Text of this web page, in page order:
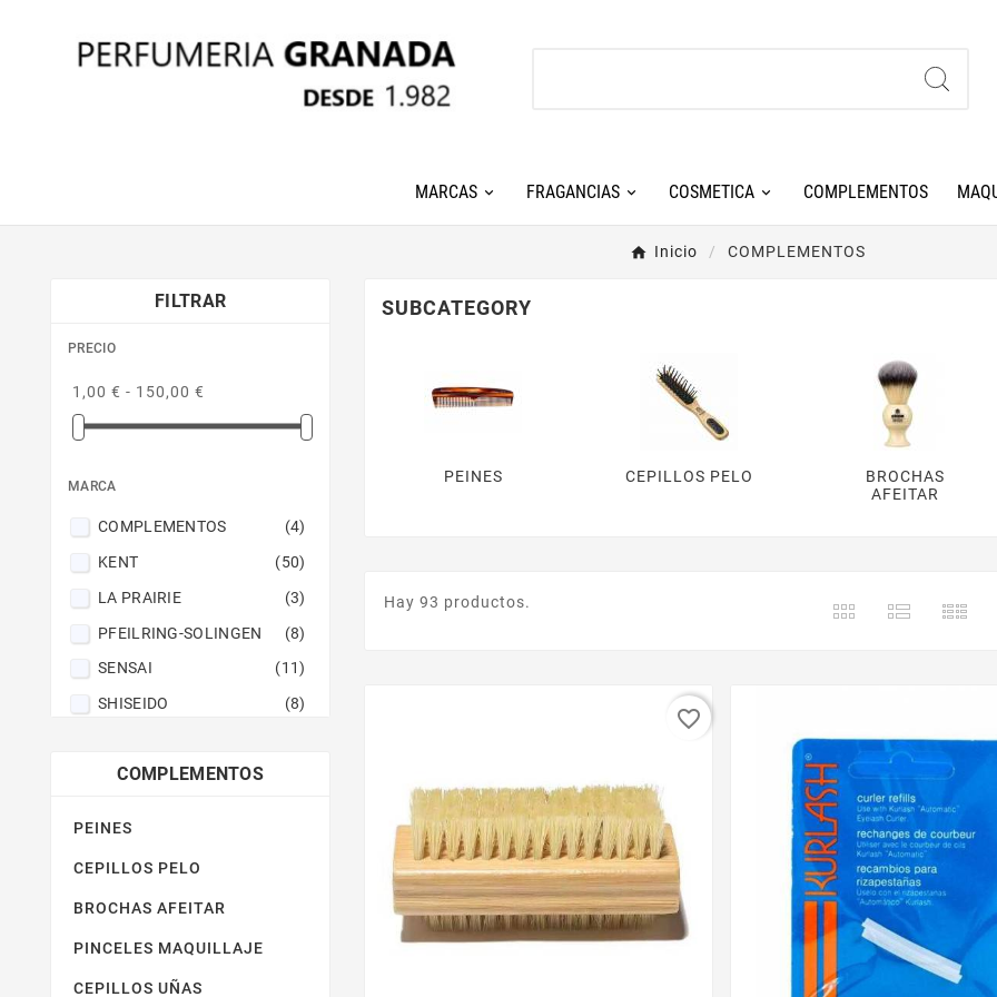
MARCAS FRAGANCIAS COSMETICA COMPLEMENTOS
Inicio COMPLEMENTOS
FILTRAR
PRECIO
1,00 € - 150,00 €
MARCA
COMPLEMENTOS
(4)
KENT
(50)
LA PRAIRIE
(3)
PFEILRING-SOLINGEN
(8)
SENSAI
(11)
SHISEIDO
(8)
COMPLEMENTOS
PEINES
CEPILLOS PELO
BROCHAS AFEITAR
PINCELES MAQUILLAJE
CEPILLOS UÑAS
SUBCATEGORY
PEINES CEPILLOS PELO
BROCHAS
AFEITAR
Hay 93 productos.
favorite_border